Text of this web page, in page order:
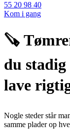
55 20 98 40
Kom i gang
🪚
du stadig
lave
Nogle steder står
samme plader op